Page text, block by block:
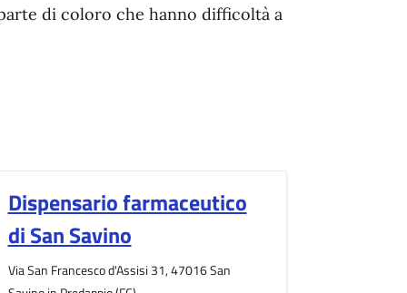
di coloro che hanno difficoltà a
Dispensario farmaceutico
di San Savino
Via San Francesco d'Assisi 31, 47016 San